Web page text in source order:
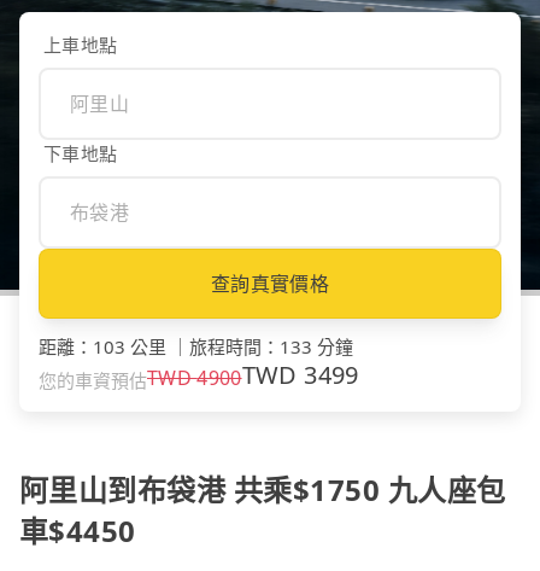
上車地點
下車地點
查詢真實價格
距離 ： 103 公里 旅程時間 ： 133 分鐘
您的車資預估TWD4900TWD 3499
阿里山到布袋港 共乘$1750 九人座包
車$4450